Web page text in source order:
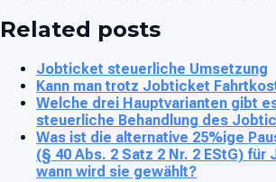
Related posts
Jobticket steuerliche Umsetzung
Kann man trotz Jobticket
Welche drei Hauptvarianten gibt
steuerliche Behandlung des
Was ist die alternative 25%ige
(§ 40 Abs. 2 Satz 2 Nr. 2 EStG) für
wann wird sie gewählt?